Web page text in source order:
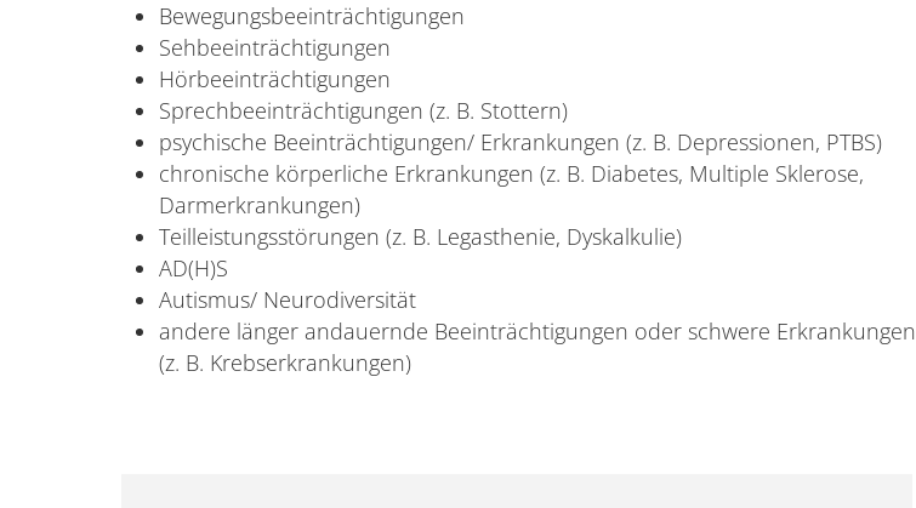
Bewegungsbeeinträchtigungen
Sehbeeinträchtigungen
Hörbeeinträchtigungen
Sprechbeeinträchtigungen (z. B. Stottern)
psychische Beeinträchtigungen/ Erkrankungen (z. B. Depressionen, PTBS)
chronische körperliche Erkrankungen (z. B. Diabetes, Multiple Sklerose,
Darmerkrankungen)
Teilleistungsstörungen (z. B. Legasthenie, Dyskalkulie)
AD(H)S
Autismus/ Neurodiversität
andere länger andauernde Beeinträchtigungen oder schwere Erkrankungen
(z. B. Krebserkrankungen)